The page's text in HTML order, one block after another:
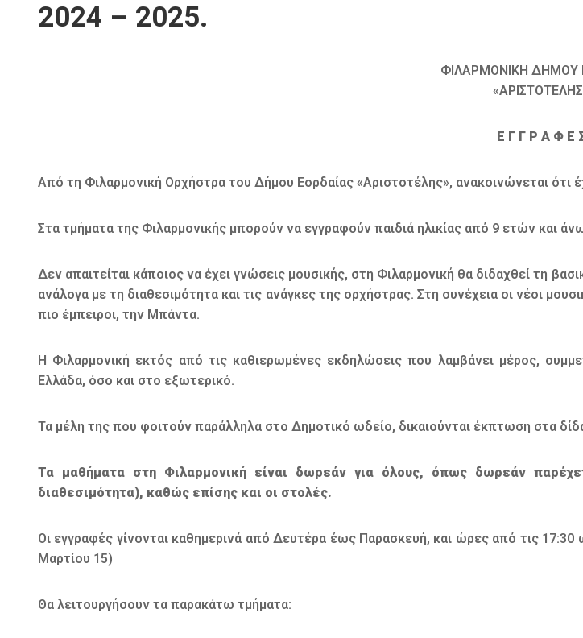
2024 – 2025.
ΦΙΛΑΡΜΟΝΙΚΗ ΔΗΜΟΥ
Ε Γ Γ Ρ Α Φ Ε
Από τη Φιλαρμονική Ορχήστρα του Δήμου Εορδαίας «Αριστοτέλης», ανακοινώνεται ότι
Στα τμήματα της Φιλαρμονικής μπορούν να εγγραφούν παιδιά ηλικίας από 9 ετών και
Δεν απαιτείται κάποιος να έχει γνώσεις μουσικής, στη Φιλαρμονική θα διδαχθεί τη
ανάλογα με τη διαθεσιμότητα και τις ανάγκες της ορχήστρας. Στη συνέχεια οι νέοι
πιο έμπειροι, την Μπάντα.
Η Φιλαρμονική εκτός από τις καθιερωμένες εκδηλώσεις που λαμβάνει μέρος,
Ελλάδα, όσο και στο εξωτερικό.
Τα μέλη της που φοιτούν παράλληλα στο Δημοτικό ωδείο, δικαιούνται έκπτωση στα
Τα μαθήματα στη Φιλαρμονική είναι δωρεάν για όλους, όπως δωρεάν
διαθεσιμότητα), καθώς επίσης και οι στολές.
Οι εγγραφές γίνονται καθημερινά από Δευτέρα έως Παρασκευή, και ώρες από τις
Μαρτίου 15)
Θα λειτουργήσουν τα παρακάτω τμήματα: